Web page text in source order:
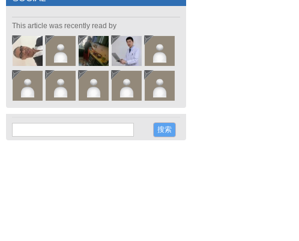
This article was recently read by